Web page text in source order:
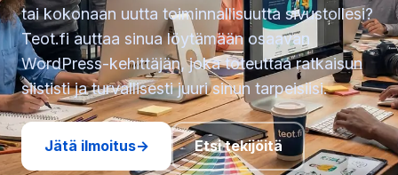
tai kokonaan uutta toiminnallisuutta sivustollesi?
Teot.fi auttaa sinua löytämään osaavan
WordPress-kehittäjän, joka toteuttaa ratkaisun
siististi ja turvallisesti juuri sinun tarpeisiisi.
Jätä ilmoitus→ Etsi tekijöitä